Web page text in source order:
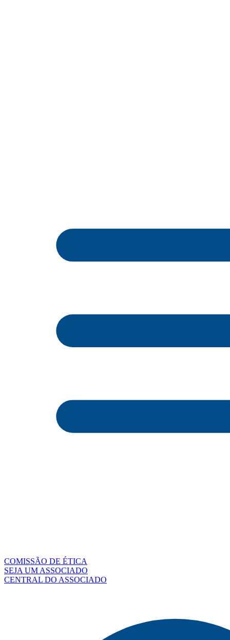
COMISSÃO DE ÉTICA
SEJA UM ASSOCIADO
CENTRAL DO ASSOCIADO